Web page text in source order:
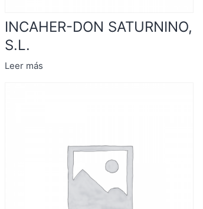
INCAHER-DON SATURNINO,
S.L.
Leer más